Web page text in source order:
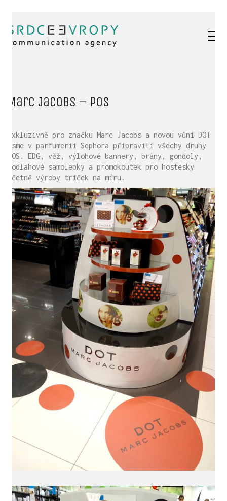
Marc Jacobs – POS
Exkluzivně pro značku Marc Jacobs a novou vůni DOT
jsme v parfumerii Sephora připravili všechy druhy
POS. EDG, věž, výlohové bannery, brány, gondoly,
podlahové samolepky a promokoutek pro hostesky
včetně výroby triček na míru.